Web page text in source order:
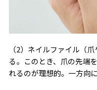
（2）ネイルファイル（
る。このとき、爪の先端
れるのが理想的。一方向